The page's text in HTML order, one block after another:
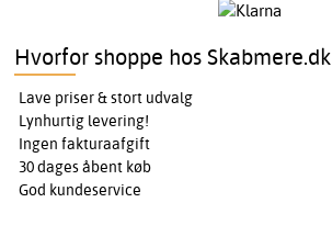
Hvorfor shoppe hos Skabmere.dk
Lave priser & stort udvalg
Lynhurtig levering!
Ingen fakturaafgift
30 dages åbent køb
God kundeservice